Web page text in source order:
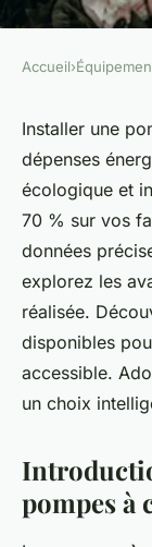
ÉQUIPEMENT
chaleur)
70% !
Anna•31 octobre
Accueil›
Installer une
dépenses
écologique et
70 % sur vos
données
explorez les
réalisée.
disponibles
accessible.
un choix
pompes à